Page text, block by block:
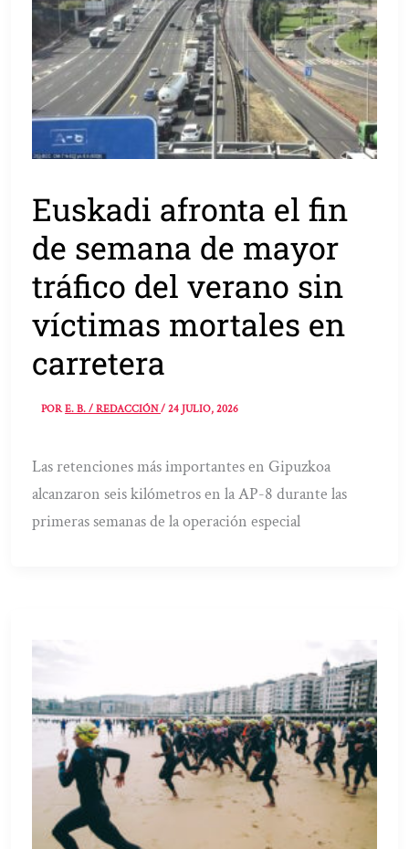
Euskadi afronta el fin
de semana de mayor
tráfico del verano sin
víctimas mortales en
carretera
PORE. B. / REDACCIÓN/24 JULIO, 2026
Las retenciones más importantes en Gipuzkoa
alcanzaron seis kilómetros en la AP-8 durante las
primeras semanas de la operación especial